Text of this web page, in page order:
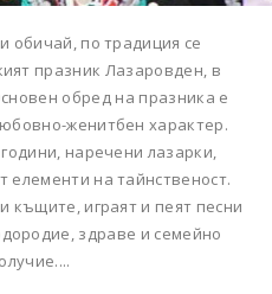
обичай, по традиция се
празник Лазаровден, в
обред на празника е
женитбен характер.
наречени лазарки,
елементи на тайнственост.
къщите, играят и пеят песни
здраве и семейно